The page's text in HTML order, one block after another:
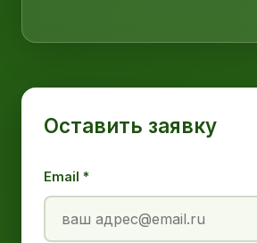
Оставить заявку
Email *